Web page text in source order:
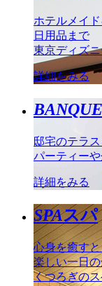
ホテルメイ
日用品まで
東京ディズ
詳細をみる
邸宅のテラ
パーティー
詳細をみる
SPAスパ
心身を癒す
楽しい一日
くつろぎの